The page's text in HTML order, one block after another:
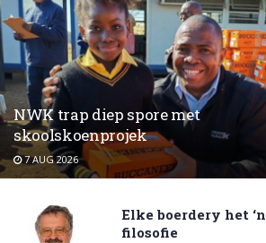
NWK trap diep spore met
skoolskoenprojek
7 AUG 2026
Elke boerdery het ‘n
filosofie